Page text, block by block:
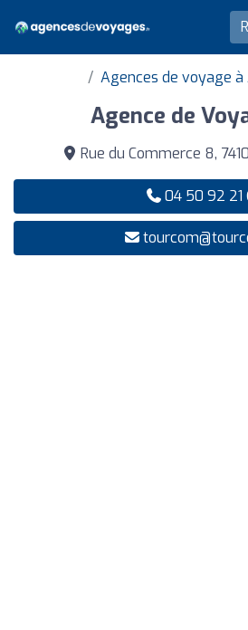
Agences de voyage à
Agence de
Rue du Commerce 8,
04 50 92 21